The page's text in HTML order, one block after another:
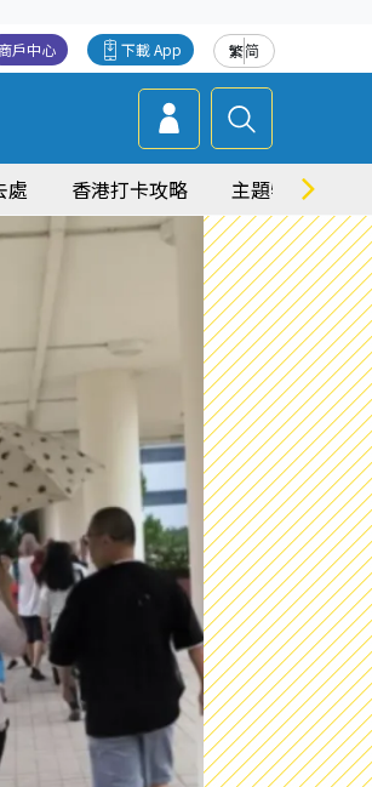
繁简
下載 App
商戶中心
處 香港打卡攻略 主題特集